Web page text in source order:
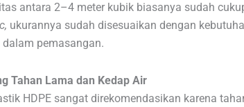
antara 2–4 meter kubik biasanya sudah
ukurannya sudah disesuaikan dengan
pemasangan.
Tahan Lama dan Kedap Air
HDPE sangat direkomendasikan karena